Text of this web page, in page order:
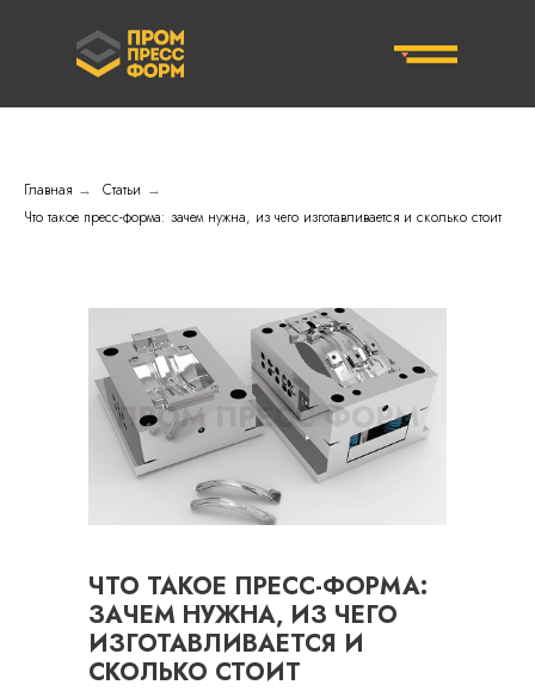
Главная → Статьи →
Что такое пресс-форма: зачем нужна, из чего изготавливается и сколько стоит
ЧТО ТАКОЕ ПРЕСС-ФОРМА:
ЗАЧЕМ НУЖНА, ИЗ ЧЕГО
ИЗГОТАВЛИВАЕТСЯ И
СКОЛЬКО СТОИТ